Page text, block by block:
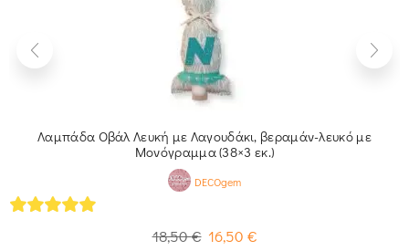
Λαμπάδα Οβάλ Λευκή με Λαγουδάκι, βεραμάν-λευκό με
Μονόγραμμα (38×3 εκ.)
DECOgem
18,50€ 16,50 €